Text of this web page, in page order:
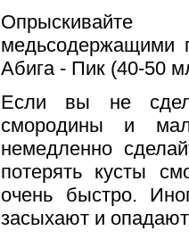
медьсодержащими
Абига - Пик (40-50
Если вы не
смородины и
немедленно
потерять кусты
очень быстро.
засыхают и